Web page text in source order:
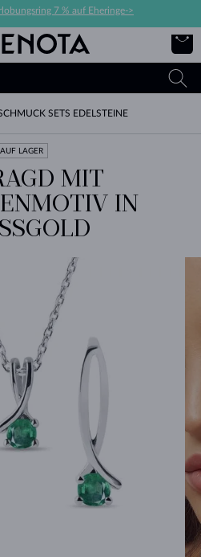
7 % auf Eheringe->
SETS EDELSTEINE
AUF LAGER
MIT
IN